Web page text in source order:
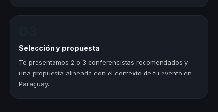
Selección y propuesta
Te presentamos 2 o 3 conferencistas recomendados y
una propuesta alineada con el contexto de tu evento en
Paraguay.